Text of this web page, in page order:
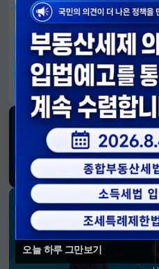
오늘 하루 그만보기
알림판
국민이 만든 대전환의 길-회복과
재정경제
블로그페이스
소통하는 경제 리